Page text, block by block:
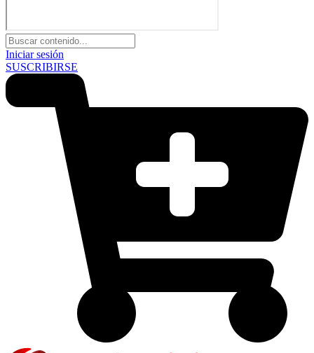
Iniciar sesión
SUSCRIBIRSE